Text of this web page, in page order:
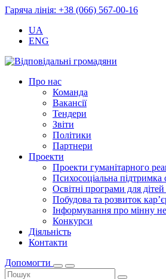
Гаряча лінія: +38 (066) 567-00-16
UA
ENG
Про нас
Команда
Вакансії
Тендери
Звіти
Політики
Партнери
Проекти
Проекти гуманітарного
Психосоціальна підтримка
Освітні програми для дітей
Побудова та розвиток
Інформування про мінну
Конкурси
Діяльність
Контакти
Допомогти